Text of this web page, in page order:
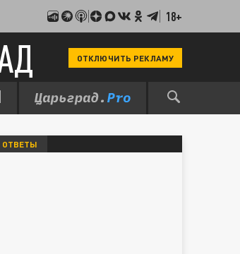
18+
ОТКЛЮЧИТЬ РЕКЛАМУ
ОТВЕТЫ